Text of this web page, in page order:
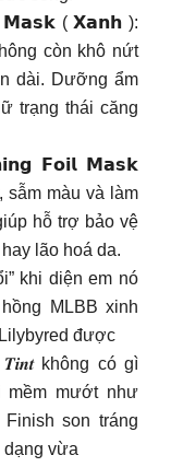
𝗠𝗮𝘀𝗸 ( 𝗫𝗮𝗻𝗵 ):
còn khô nứt
dài. Dưỡng ẩm
trạng thái căng
𝗙𝗼𝗶𝗹 𝗠𝗮𝘀𝗸
sẫm màu và làm
hỗ trợ bảo vệ
lão hoá da.
khi diện em nó
MLBB xinh
được
𝑻𝒊𝒏𝒕 không có gì
mềm mướt như
son tráng
vừa